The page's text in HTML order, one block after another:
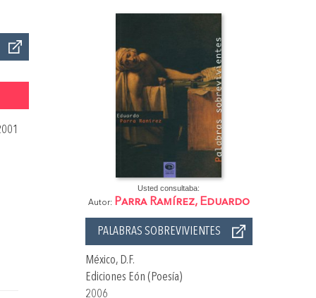
Usted consultaba:
Autor: Parra Ramírez, Eduardo
PALABRAS SOBREVIVIENTES
México, D.F.
Ediciones Eón (Poesía)
2006